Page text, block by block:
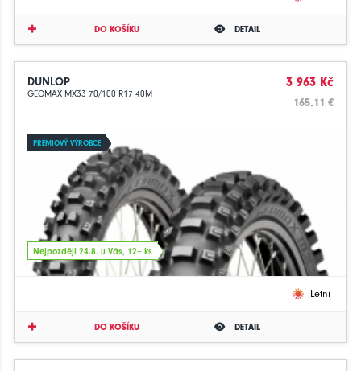
DO KOŠÍKU DETAIL
DUNLOP
GEOMAX MX33 70/100 R17 40M
3 963 Kč
165.11 €
PRÉMIOVÝ VÝROBCE
Nejpozději 24.8. u Vás, 12+ ks
Letní
DO KOŠÍKU DETAIL